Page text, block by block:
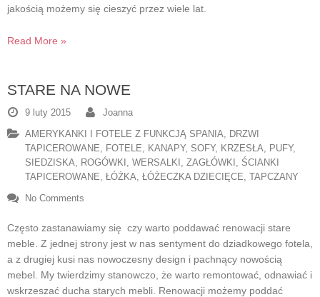
jakością możemy się cieszyć przez wiele lat.
Read More »
STARE NA NOWE
9 luty 2015 Joanna
AMERYKANKI I FOTELE Z FUNKCJĄ SPANIA
DRZWI
TAPICEROWANE
FOTELE KANAPY, SOFY, KRZESŁA
PUFY,
SIEDZISKA
ROGÓWKI, WERSALKI
ZAGŁÓWKI, ŚCIANKI
TAPICEROWANE
ŁÓŻKA, ŁÓŻECZKA DZIECIĘCE, TAPCZANY
No Comments
Często zastanawiamy się czy warto poddawać renowacji stare
meble. Z jednej strony jest w nas sentyment do dziadkowego fotela,
a z drugiej kusi nas nowoczesny design i pachnący nowością
mebel. My twierdzimy stanowczo, że warto remontować, odnawiać i
wskrzeszać ducha starych mebli. Renowacji możemy poddać